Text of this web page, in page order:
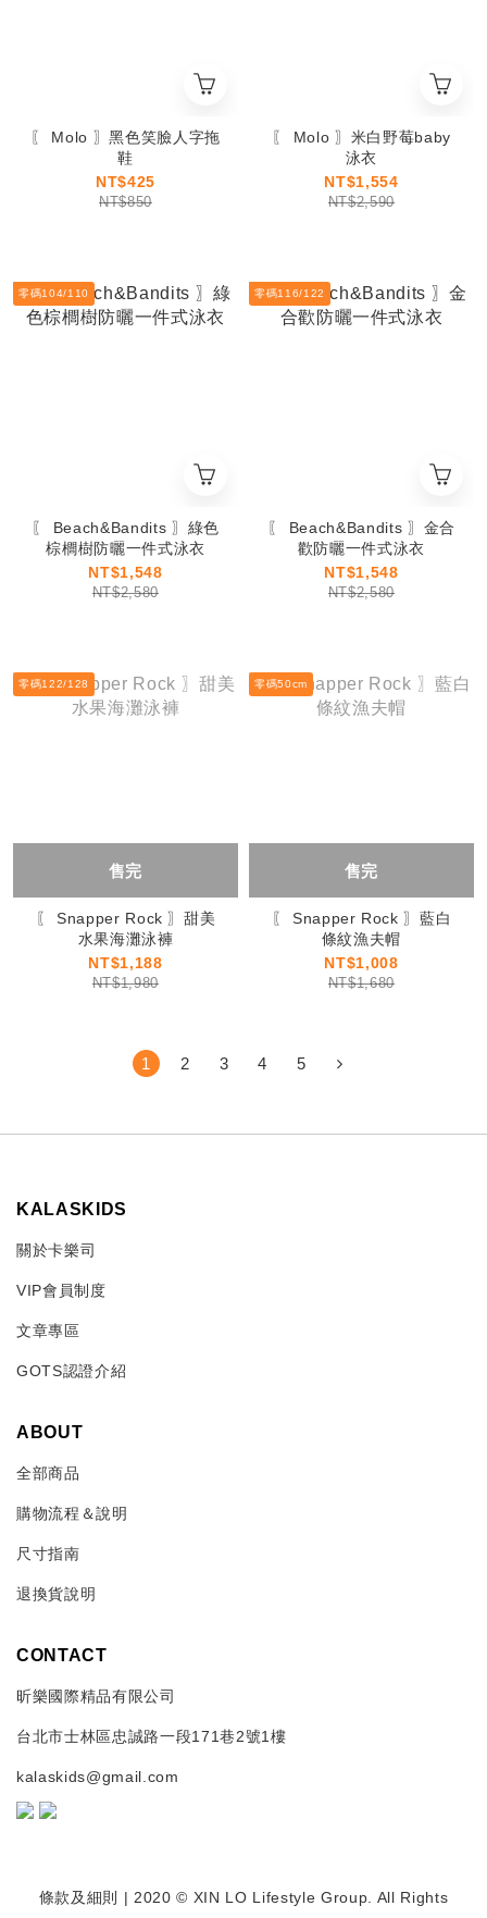
〖 Molo 〗黑色笑臉人字拖
鞋
NT$425
NT$850
〖 Molo 〗米白野莓baby
泳衣
NT$1,554
NT$2,590
零碼104/110
〖 Beach&Bandits 〗綠色
棕櫚樹防曬一件式泳衣
NT$1,548
NT$2,580
零碼116/122
〖 Beach&Bandits 〗金合
歡防曬一件式泳衣
NT$1,548
NT$2,580
零碼122/128
售完
〖 Snapper Rock 〗甜美
水果海灘泳褲
NT$1,188
NT$1,980
零碼50cm
售完
〖 Snapper Rock 〗藍白
條紋漁夫帽
NT$1,008
NT$1,680
1 2 3 4 5
KALASKIDS
關於卡樂司
VIP會員制度
文章專區
GOTS認證介紹
ABOUT
全部商品
購物流程＆說明
尺寸指南
退換貨說明
CONTACT
昕樂國際精品有限公司
台北市士林區忠誠路一段171巷2號1樓
kalaskids@gmail.com
條款及細則 | 2020 © XIN LO Lifestyle Group. All Rights